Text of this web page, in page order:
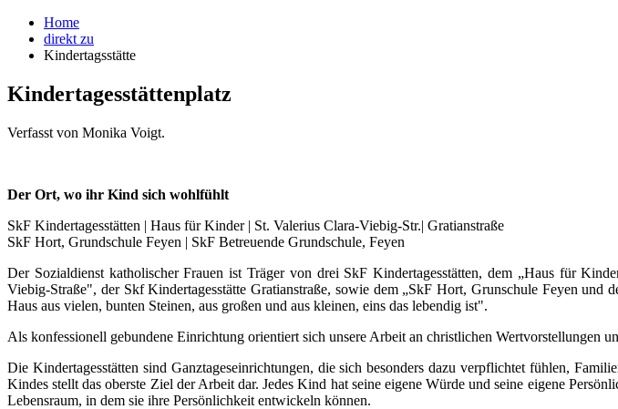
Home
direkt zu
Kindertagsstätte
Kindertagesstättenplatz
Verfasst von Monika Voigt.
Der Ort, wo ihr Kind sich wohlfühlt
SkF Kindertagesstätten | Haus für Kinder | St. Valerius Clara-Viebig-Str.| Gratianstraße
SkF Hort, Grundschule Feyen | SkF Betreuende Grundschule, Feyen
Der Sozialdienst katholischer Frauen ist Träger von drei SkF Kindertagesstätten, dem „Haus für
Viebig-Straße", der Skf Kindertagesstätte Gratianstraße, sowie dem „SkF Hort, Grunschule Feyen
Haus aus vielen, bunten Steinen, aus großen und aus kleinen, eins das lebendig ist".
Als konfessionell gebundene Einrichtung orientiert sich unsere Arbeit an christlichen Wertvorstellungen
Die Kindertagesstätten sind Ganztageseinrichtungen, die sich besonders dazu verpflichtet fühlen,
Kindes stellt das oberste Ziel der Arbeit dar. Jedes Kind hat seine eigene Würde und seine eigene
Lebensraum, in dem sie ihre Persönlichkeit entwickeln können.